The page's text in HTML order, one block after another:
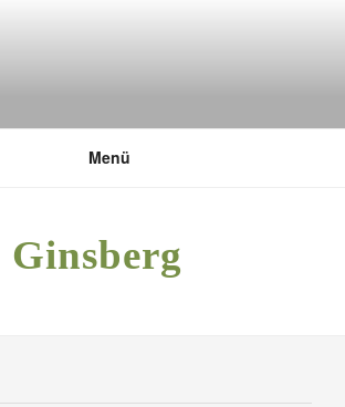
UMWELTSTIFTUNG
Menü
Ginsberg